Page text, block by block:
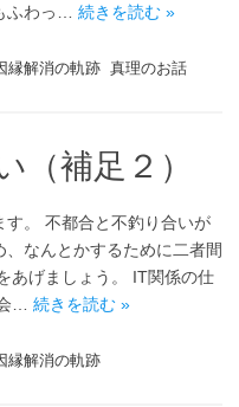
ふわっ… 続きを読む »
縁解消の軌跡 真理のお話
（補足２）
す。 不都合と不釣り合いが
なんとかするために二者間
あげましょう。 IT関係の仕
… 続きを読む »
縁解消の軌跡